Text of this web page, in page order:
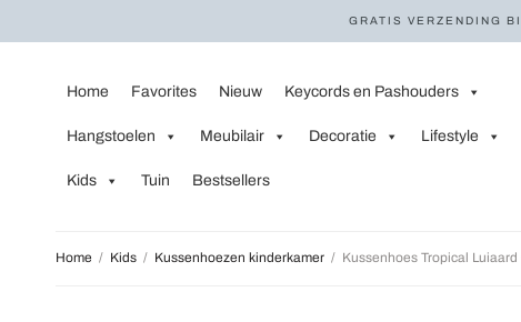
GRATIS VERZENDING
Home Favorites Nieuw Keycords en Pashouders
Hangstoelen Meubilair Decoratie Lifestyle
Kids Tuin Bestsellers
Home / Kids / Kussenhoezen kinderkamer / Kussenhoes Tropical Luiaard